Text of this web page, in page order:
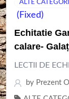
ALTE CATEGORII
(Fixed)
Echitatie
calare-
LECTII DE
by Prezent